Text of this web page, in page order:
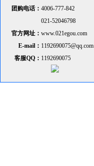
团购电话：4006-777-842
021-52046798
官方网址：www.021egou.com
E-mail： 1192690075@qq.com
客服QQ： 1192690075